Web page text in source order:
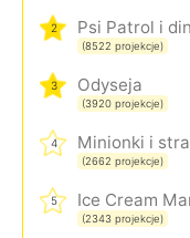
2 Psi Patrol i
(8522 projekcje)
3 Odyseja
(3920 projekcje)
4 Minionki i
(2662 projekcje)
5 Ice Cream
(2343 projekcje)